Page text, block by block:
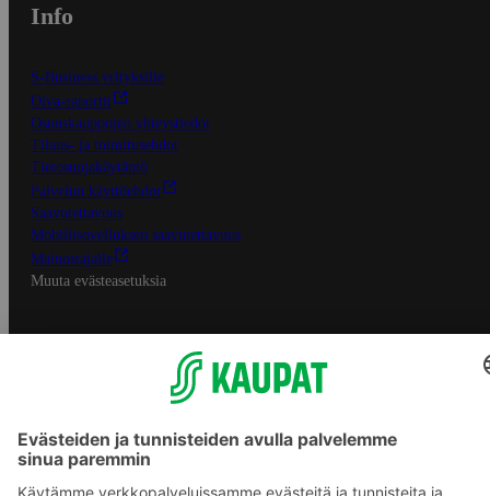
Info
S-Business yrityksille
Oiva-raportit
Osuuskauppojen yhteystiedot
Tilaus- ja toimitusehdot
Tietosuojakäytäntö
Palvelun käyttöehdot
Saavutettavuus
Mobiilisovelluksen saavutettavuus
Mainostajalle
Muuta evästeasetuksia
S-ryhmän palvelut
Asiakasomistajuus